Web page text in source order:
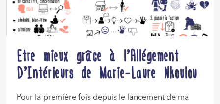
Etre mieux grâce à l’Allégement
D’Intérieurs de Marie-Laure Nkoulou
Pour la première fois depuis le lancement de ma